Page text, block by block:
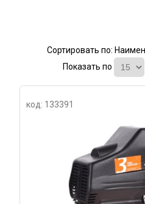
Сортировать по:
Показать по
код: 133391